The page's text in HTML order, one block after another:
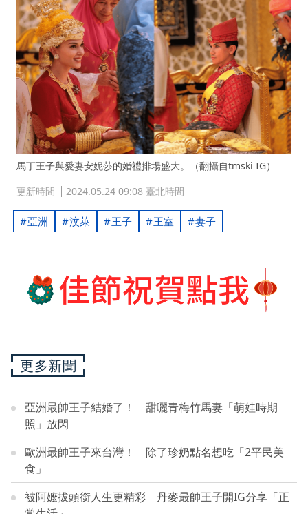
馬丁王子與愛妻安妮莎的婚禮排場盛大。（翻攝自tmski IG）
更新時間
2024.05.24 09:08 臺北時間
亞洲 汶萊 王子 王室 妻子
更多新聞
亞洲最帥王子結婚了！ 甜曬青梅竹馬妻「萌娃時期
照」放閃
歐洲最帥王子來台灣！ 除了珍奶點名想吃「2平民美
食」
被阿嬤拔頭銜人生更精彩 丹麥最帥王子開IG分享「正